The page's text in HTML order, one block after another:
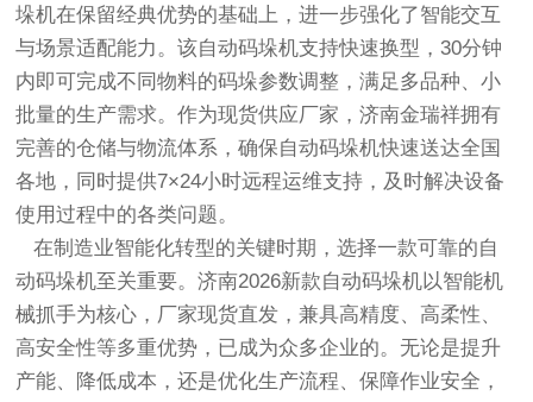
垛机在保留经典优势的基础上，进一步强化了智能交互
与场景适配能力。该自动码垛机支持快速换型，30分钟
内即可完成不同物料的码垛参数调整，满足多品种、小
批量的生产需求。作为现货供应厂家，济南金瑞祥拥有
完善的仓储与物流体系，确保自动码垛机快速送达全国
各地，同时提供7×24小时远程运维支持，及时解决设备
使用过程中的各类问题。
在制造业智能化转型的关键时期，选择一款可靠的自
动码垛机至关重要。济南2026新款自动码垛机以智能机
械抓手为核心，厂家现货直发，兼具高精度、高柔性、
高安全性等多重优势，已成为众多企业的。无论是提升
产能、降低成本，还是优化生产流程、保障作业安全，